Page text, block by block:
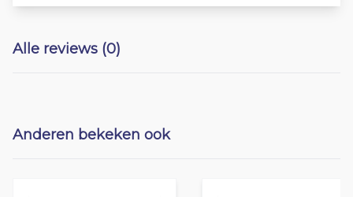
Alle reviews (0)
Anderen bekeken ook